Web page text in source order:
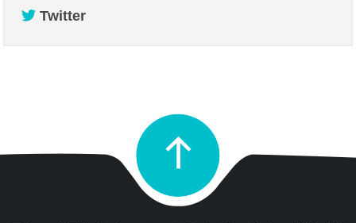
Twitter